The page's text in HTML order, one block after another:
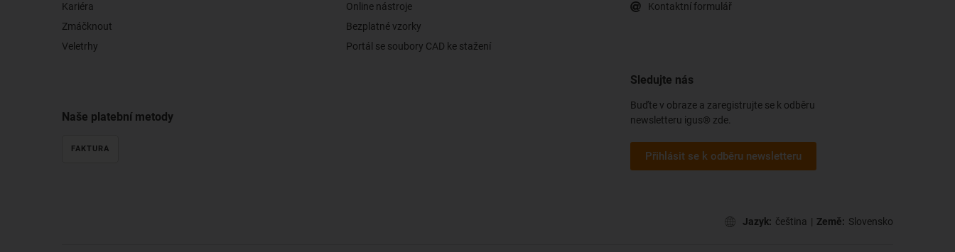
Kariéra
Zmáčknout
Veletrhy
Online nástroje
Bezplatné vzorky
Portál se soubory CAD ke stažení
Kontaktní formulář
Naše platební metody
FAKTURA
Sledujte nás
Buďte v obraze a zaregistrujte se k odběru
newsletteru igus® zde.
Přihlásit se k odběru newsletteru
Jazyk: čeština | Země: Slovensko